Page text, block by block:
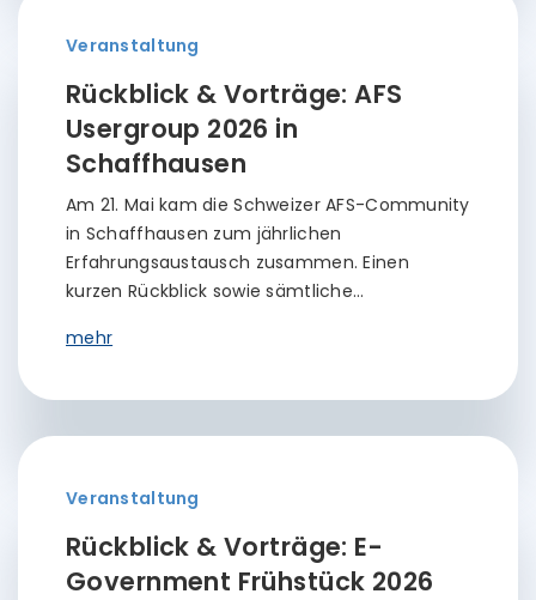
Veranstaltung
Rückblick & Vorträge: AFS
Usergroup 2026 in
Schaffhausen
Am 21. Mai kam die Schweizer AFS-Community
in Schaffhausen zum jährlichen
Erfahrungsaustausch zusammen. Einen
kurzen Rückblick sowie sämtliche…
mehr
Veranstaltung
Rückblick & Vorträge: E-
Government Frühstück 2026